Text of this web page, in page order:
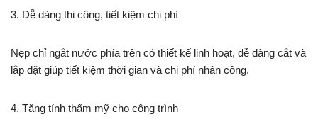
3. Dễ dàng thi công, tiết kiệm chi phí
Nẹp chỉ ngắt nước phía trên có thiết kế linh hoạt, dễ dàng cắt và
lắp đặt giúp tiết kiệm thời gian và chi phí nhân công.
4. Tăng tính thẩm mỹ cho công trình